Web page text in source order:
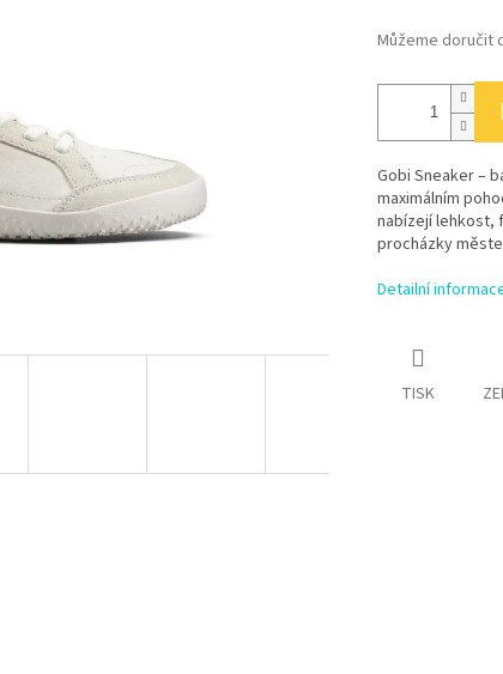
Můžeme doručit
Gobi Sneaker –
maximálním
nabízejí lehkost,
procházky
Detailní
TISK